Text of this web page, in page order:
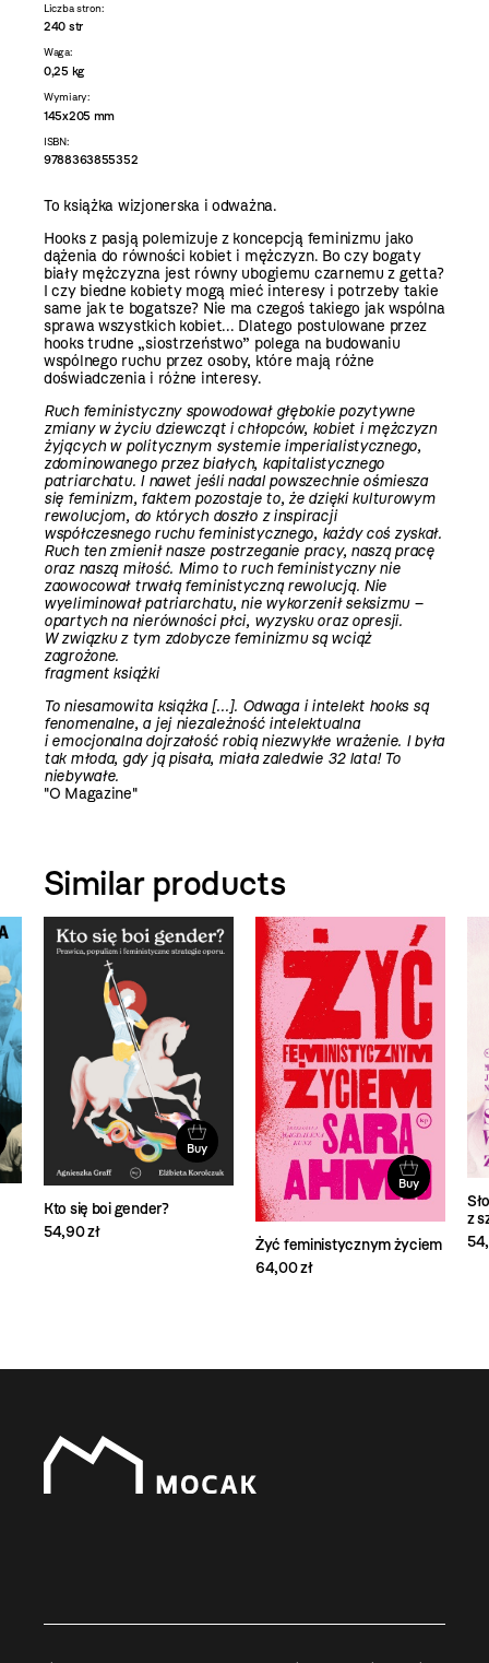
Liczba stron:
240 str
Waga:
0,25 kg
Wymiary:
145x205 mm
ISBN:
9788363855352
To książka wizjonerska i odważna.
Hooks z pasją polemizuje z koncepcją feminizmu jako
dążenia do równości kobiet i mężczyzn. Bo czy bogaty
biały mężczyzna jest równy ubogiemu czarnemu z getta?
I czy biedne kobiety mogą mieć interesy i potrzeby takie
same jak te bogatsze? Nie ma czegoś takiego jak wspólna
sprawa wszystkich kobiet... Dlatego postulowane przez
hooks trudne „siostrzeństwo” polega na budowaniu
wspólnego ruchu przez osoby, które mają różne
doświadczenia i różne interesy.
Ruch feministyczny spowodował głębokie pozytywne
zmiany w życiu dziewcząt i chłopców, kobiet i mężczyzn
żyjących w politycznym systemie imperialistycznego,
zdominowanego przez białych, kapitalistycznego
patriarchatu. I nawet jeśli nadal powszechnie ośmiesza
się feminizm, faktem pozostaje to, że dzięki kulturowym
rewolucjom, do których doszło z inspiracji
współczesnego ruchu feministycznego, każdy coś zyskał.
Ruch ten zmienił nasze postrzeganie pracy, naszą pracę
oraz naszą miłość. Mimo to ruch feministyczny nie
zaowocował trwałą feministyczną rewolucją. Nie
wyeliminował patriarchatu, nie wykorzenił seksizmu –
opartych na nierówności płci, wyzysku oraz opresji.
W związku z tym zdobycze feminizmu są wciąż
zagrożone.
fragment książki
To niesamowita książka [...]. Odwaga i intelekt hooks są
fenomenalne, a jej niezależność intelektualna
i emocjonalna dojrzałość robią niezwykłe wrażenie. I była
tak młoda, gdy ją pisała, miała zaledwie 32 lata! To
niebywałe.
"O Magazine"
Similar products
Buy
Kto się boi gender?
54,90 zł
Buy
Żyć feministycznym życiem
64,00 zł
z